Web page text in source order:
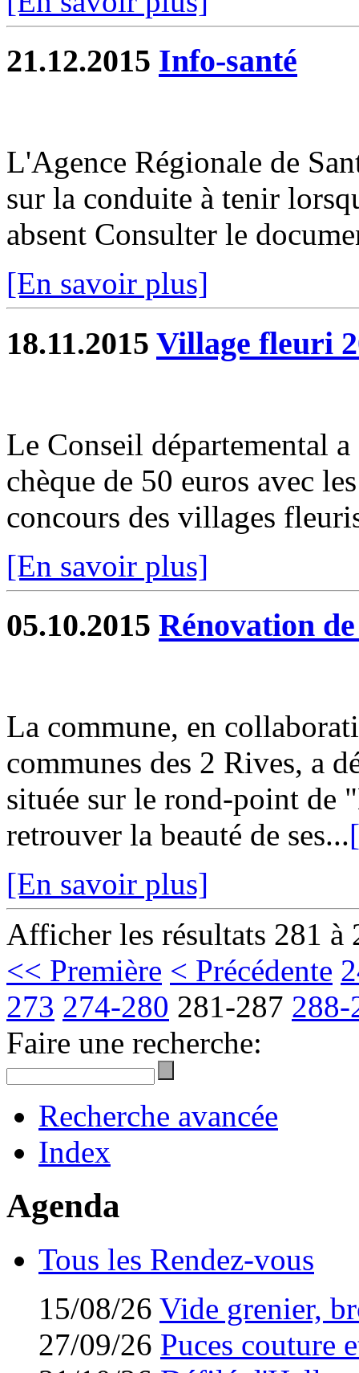
21.12.2015 Info-santé
L'Agence Régionale de
sur la conduite à tenir
absent Consulter le
[En savoir plus]
18.11.2015 Village fleuri
Le Conseil départemental
chèque de 50 euros avec
concours des villages
[En savoir plus]
05.10.2015 Rénovation
La commune, en
communes des 2 Rives, a
située sur le rond-point de
retrouver la beauté de ses...
[En savoir plus]
Afficher les résultats 281 à
<< Première < Précédente
273 274-280 281-287 288-
Faire une recherche:
Recherche avancée
Index
Agenda
Tous les Rendez-vous
15/08/26 Vide grenier,
27/09/26 Puces couture